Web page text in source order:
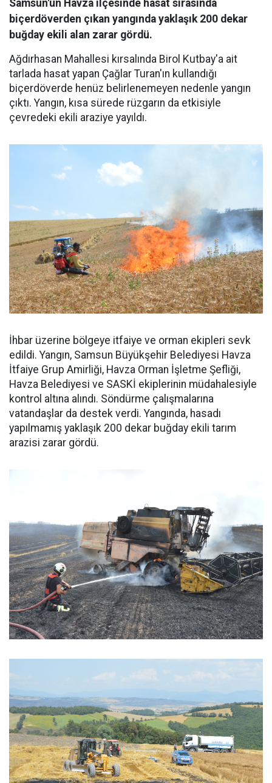
Samsun'un Havza ilçesinde hasat sırasında
biçerdöverden çıkan yangında yaklaşık 200 dekar
buğday ekili alan zarar gördü.
Ağdırhasan Mahallesi kırsalında Birol Kutbay'a ait
tarlada hasat yapan Çağlar Turan'ın kullandığı
biçerdöverde henüz belirlenemeyen nedenle yangın
çıktı. Yangın, kısa sürede rüzgarın da etkisiyle
çevredeki ekili araziye yayıldı.
İhbar üzerine bölgeye itfaiye ve orman ekipleri sevk
edildi. Yangın, Samsun Büyükşehir Belediyesi Havza
İtfaiye Grup Amirliği, Havza Orman İşletme Şefliği,
Havza Belediyesi ve SASKİ ekiplerinin müdahalesiyle
kontrol altına alındı. Söndürme çalışmalarına
vatandaşlar da destek verdi. Yangında, hasadı
yapılmamış yaklaşık 200 dekar buğday ekili tarım
arazisi zarar gördü.